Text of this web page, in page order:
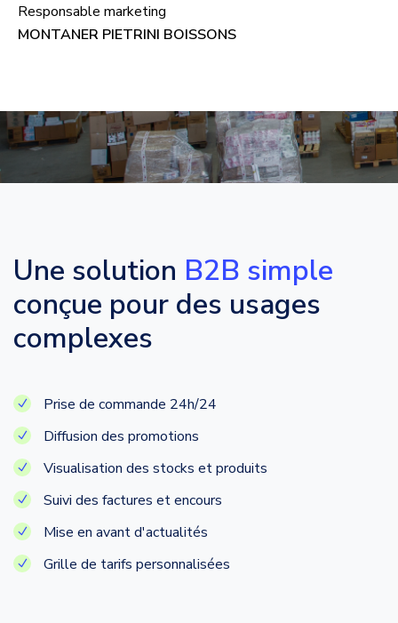
Responsable marketing
MONTANER PIETRINI BOISSONS
Une solution B2B simple
conçue pour des usages
complexes
Prise de commande 24h/24
Diffusion des promotions
Visualisation des stocks et produits
Suivi des factures et encours
Mise en avant d'actualités
Grille de tarifs personnalisées